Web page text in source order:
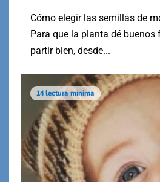
Cómo elegir las semillas de
Para que la planta dé buenos
partir bien, desde...
14 lectura mínima